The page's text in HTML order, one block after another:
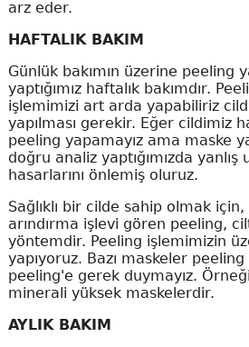
arz eder.
HAFTALIK BAKIM
Günlük bakımın üzerine peeling
yaptığımız haftalık bakımdır.
işlemimizi art arda yapabiliriz
yapılması gerekir. Eğer cildimiz
peeling yapamayız ama maske
doğru analiz yaptığımızda
hasarlarını önlemiş oluruz.
Sağlıklı bir cilde sahip olmak
arındırma işlevi gören peeling,
yöntemdir. Peeling işlemimizin
yapıyoruz. Bazı maskeler
peeling'e gerek duymayız.
minerali yüksek maskelerdir.
AYLIK BAKIM